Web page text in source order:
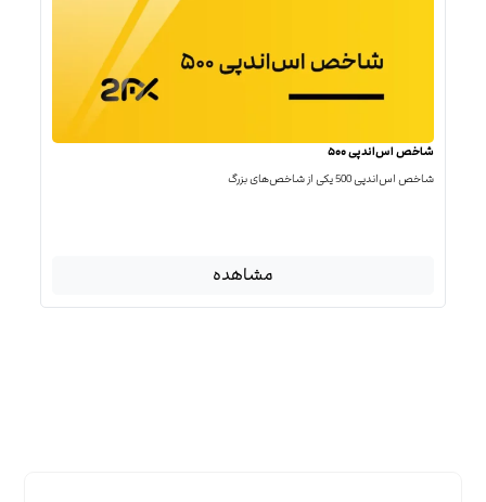
شاخص اس‌اندپی ۵۰۰
شاخص اس‌اند‌پی 500 یکی از شاخص‌های بزرگ
مشاهده